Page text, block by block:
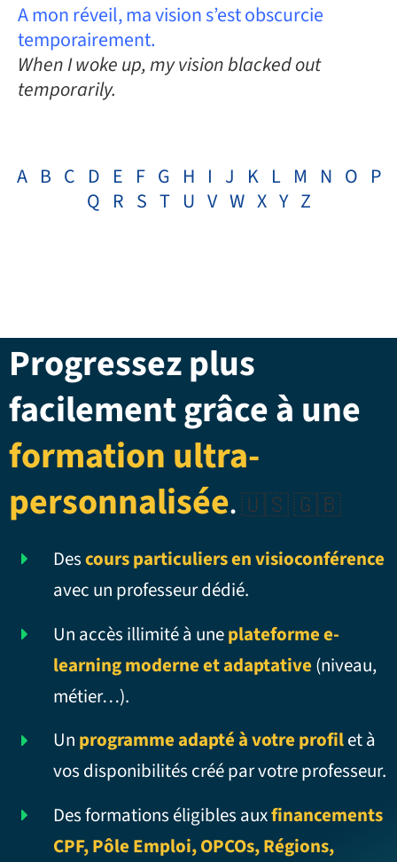
A mon réveil, ma vision s’est obscurcie
temporairement.
When I woke up, my vision blacked out
temporarily.
A B C D E F G H I J K L M N O P
Q R S T U V W X Y Z
Progressez plus
facilement grâce à une
formation ultra-
personnalisée.🇺🇸 🇬🇧
Descours particuliers en visioconférence
avec un professeur dédié.
Un accès illimité à uneplateforme e-
learning moderne et adaptative (niveau,
métier…).
Un programme adapté à votre profilet à
vos disponibilités créé par votre professeur.
Des formations éligibles auxfinancements
CPF, Pôle Emploi, OPCOs, Régions,